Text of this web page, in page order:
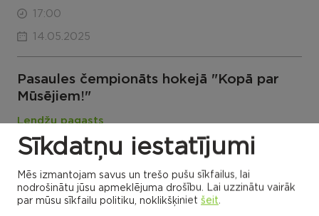
17:00
14.05.2025
Pasaules čempionāts hokejā "Kopā par
Mūsējiem!"
Lendžu pagasts
Lendžu pagasta kultūras nams
14.05.2025
Sīkdatņu iestatījumi
Mēs izmantojam savus un trešo pušu sīkfailus, lai
nodrošinātu jūsu apmeklējuma drošību. Lai uzzinātu vairāk
par mūsu sīkfailu politiku, noklikšķiniet šeit.